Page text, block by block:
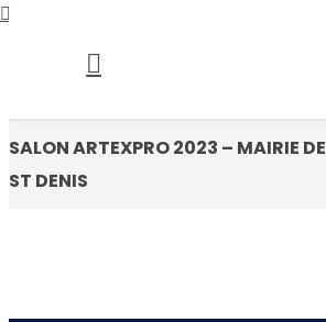
SALON ARTEXPRO 2023 – MAIRIE DE
ST DENIS